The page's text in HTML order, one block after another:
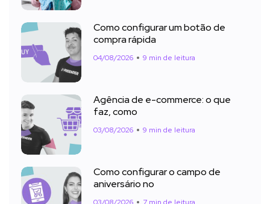
Como configurar um botão de
compra rápida
04/08/2026 9 min de leitura
Agência de e-commerce: o que
faz, como
03/08/2026 9 min de leitura
Como configurar o campo de
aniversário no
03/08/2026 7 min de leitura